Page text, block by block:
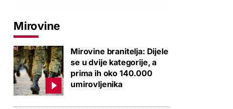
Mirovine
Mirovine branitelja: Dijele
se u dvije kategorije, a
prima ih oko 140.000
umirovljenika